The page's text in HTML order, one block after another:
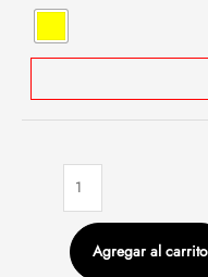
Agregar al carrito